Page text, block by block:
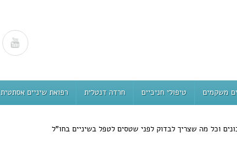
משקמים טיפולי חניכיים חרדה דנטלית רפואת שיניים אסתטית
וכל מה שצריך לבדוק לפני שטסים לטפל בשיניים בחו"ל